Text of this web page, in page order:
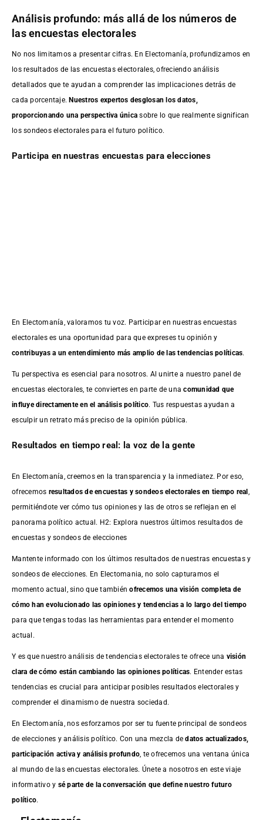
Análisis profundo: más allá de los números de
las encuestas electorales
No nos limitamos a presentar cifras. En Electomanía, profundizamos en
los resultados de las encuestas electorales, ofreciendo análisis
detallados que te ayudan a comprender las implicaciones detrás de
cada porcentaje.Nuestros expertos desglosan los datos,
proporcionando una perspectiva única sobre lo que realmente significan
los sondeos electorales para el futuro político.
Participa en nuestras encuestas para elecciones
En Electomanía, valoramos tu voz. Participar en nuestras encuestas
electorales es una oportunidad para que expreses tu opinión y
contribuyas a un entendimiento más amplio de las tendencias políticas.
Tu perspectiva es esencial para nosotros. Al unirte a nuestro panel de
encuestas electorales, te conviertes en parte de unacomunidad que
influye directamente en el análisis político. Tus respuestas ayudan a
esculpir un retrato más preciso de la opinión pública.
Resultados en tiempo real: la voz de la gente
En Electomanía, creemos en la transparencia y la inmediatez. Por eso,
ofrecemos resultados deencuestas y sondeos electorales en tiempo real
permitiéndote ver cómo tus opiniones y las de otros se reflejan en el
panorama político actual. H2: Explora nuestros últimos resultados de
encuestas y sondeos de elecciones
Mantente informado con los últimos resultados de nuestras encuestasy
sondeos de elecciones. En Electomania, no solo capturamos el
momento actual, sino que tambiénofrecemos una visión completa de
cómo han evolucionado las opiniones y tendencias a lo largo del tiempo
para que tengas todas las herramientas para entender el momento
actual.
Y es que nuestro análisis de tendencias electorales te ofrece una visión
clara de cómo están cambiando las opiniones políticas. Entender estas
tendencias es crucial para anticipar posibles resultados electorales y
comprender el dinamismo de nuestra sociedad.
En Electomanía, nos esforzamos por ser tu fuente principal de sondeos
de elecciones y análisis político. Con una mezcla dedatos actualizados,
participación activa y análisis profundo , te ofrecemos una ventana única
al mundo de las encuestas electorales. Únete a nosotros en este viaje
informativo y sé parte de la conversación que define nuestro futuro
político.